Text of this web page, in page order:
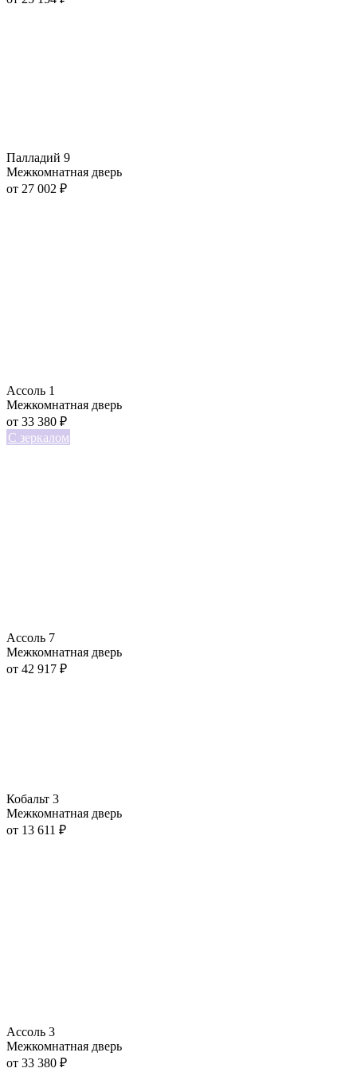
Палладий 9
Межкомнатная дверь
от 27 002 ₽
Ассоль 1
Межкомнатная дверь
от 33 380 ₽
С зеркалом
Ассоль 7
Межкомнатная дверь
от 42 917 ₽
Кобальт 3
Межкомнатная дверь
от 13 611 ₽
Ассоль 3
Межкомнатная дверь
от 33 380 ₽